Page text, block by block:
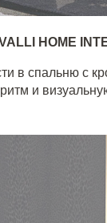
HOME
в спальню с
и